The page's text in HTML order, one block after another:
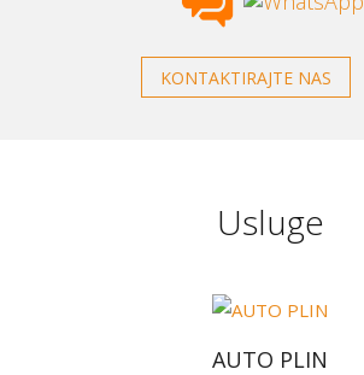
KONTAKTIRAJTE NAS
Usluge
AUTO PLIN